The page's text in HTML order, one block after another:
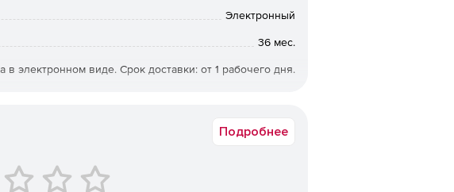
Возможность удаленно контролировать
таблиц и графиков.
Электронный
36 мес.
в электронном виде. Срок доставки: от 1 рабочего дня.
Подробнее